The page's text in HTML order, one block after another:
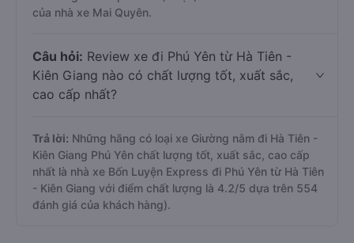
của nhà xe Mai Quyên.
Câu hỏi: Review xe đi Phú Yên từ Hà Tiên -
Kiên Giang nào có chất lượng tốt, xuất sắc,
cao cấp nhất?
Trả lời: Những hãng có loại xe Giường nằm đi Hà Tiên -
Kiên Giang Phú Yên chất lượng tốt, xuất sắc, cao cấp
nhất là nhà xe Bốn Luyện Express đi Phú Yên từ Hà Tiên
- Kiên Giang với điểm chất lượng là 4.2/5 dựa trên 554
đánh giá của khách hàng).